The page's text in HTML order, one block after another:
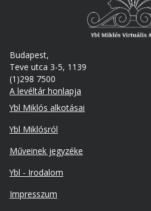
Budapest,
Teve utca 3-5, 1139
(1)298 7500
A levéltár honlapja
Footer
Ybl Miklós alkotásai
Ybl Miklósról
Műveinek jegyzéke
Ybl - Irodalom
Lábléc
másodlagos
Impresszum